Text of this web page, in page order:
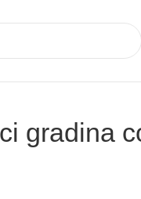
gradina